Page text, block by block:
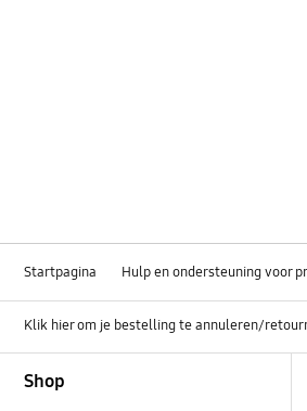
Startpagina Hulp en ondersteuning voor
Klik hier om je bestelling te annuleren/
Shop